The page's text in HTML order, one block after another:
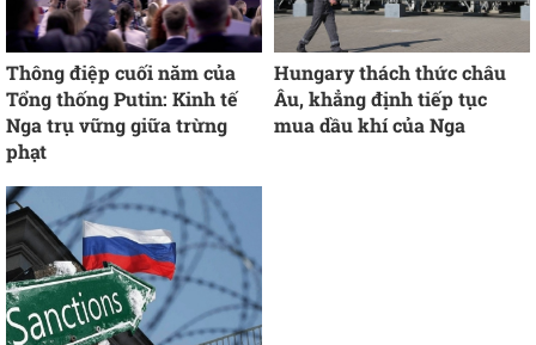
Thông điệp cuối năm của
Tổng thống Putin: Kinh tế
Nga trụ vững giữa trừng
phạt
Hungary thách thức châu
Âu, khẳng định tiếp tục
mua dầu khí của Nga